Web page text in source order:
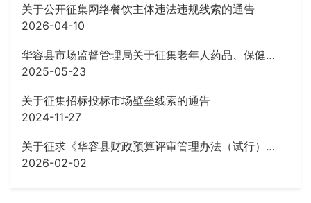
关于公开征集网络餐饮主体违法违规线索的通告
2026-04-10
华容县市场监督管理局关于征集老年人药品、保健品虚假宣传等违法行为线索的公告
2025-05-23
关于征集招标投标市场壁垒线索的通告
2024-11-27
关于征求《华容县财政预算评审管理办法（试行）》 (征求意见稿)意见的公告
2026-02-02